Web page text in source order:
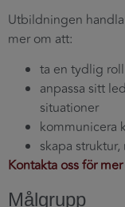
Utbildningen
mer om att:
ta en tydlig
anpassa sitt
situationer
kommunicera
skapa
Kontakta oss för
Målgrupp